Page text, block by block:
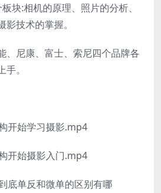
块:相机的原理、照片的分析、
技术的掌握。
、尼康、富士、索尼四个品牌各
。
开始学习摄影.mp4
开始摄影入门.mp4
底单反和微单的区别有哪